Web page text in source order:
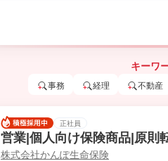
キーワ
事務 経理 不動産
正社員
営業|個人向け保険商品|原則
株式会社かんぽ生命保険